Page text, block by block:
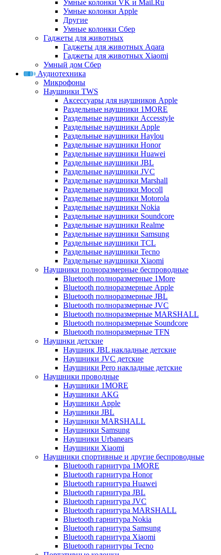
Умные колонки VK и Mail.Ru
Умные колонки Apple
Другие
Умные колонки Сбер
Гаджеты для животных
Гаджеты для животных Aqara
Гаджеты для животных Xiaomi
Умный дом Сбер
Аудиотехника
Микрофоны
Наушники TWS
Аксессуары для наушников Apple
Раздельные наушники 1MORE
Раздельные наушники Accesstyle
Раздельные наушники Apple
Раздельные наушники Haylou
Раздельные наушники Honor
Раздельные наушники Huawei
Раздельные наушники JBL
Раздельные наушники JVC
Раздельные наушники Marshall
Раздельные наушники Mocoll
Раздельные наушники Motorola
Раздельные наушники Nokia
Раздельные наушники Soundcore
Раздельные наушники Realme
Раздельные наушники Samsung
Раздельные наушники TCL
Раздельные наушники Tecno
Раздельные наушники Xiaomi
Наушники полноразмерные беспроводные
Bluetooth полноразмерные 1More
Bluetooth полноразмерные Apple
Bluetooth полноразмерные JBL
Bluetooth полноразмерные JVC
Bluetooth полноразмерные MARSHALL
Bluetooth полноразмерные Soundcore
Bluetooth полноразмерные TFN
Наушнки детские
Наушник JBL накладные детские
Наушники JVC детские
Наушники Pero накладные детские
Наушники проводные
Наушники 1MORE
Наушники AKG
Наушники Apple
Наушники JBL
Наушники MARSHALL
Наушники Samsung
Наушники Urbanears
Наушники Xiaomi
Наушники спортивные и другие беспроводные
Bluetooth гарнитура 1MORE
Bluetooth гарнитура Honor
Bluetooth гарнитура Huawei
Bluetooth гарнитура JBL
Bluetooth гарнитура JVC
Bluetooth гарнитура MARSHALL
Bluetooth гарнитура Nokia
Bluetooth гарнитура Samsung
Bluetooth гарнитура Xiaomi
Bluetooth гарнитуры Tecno